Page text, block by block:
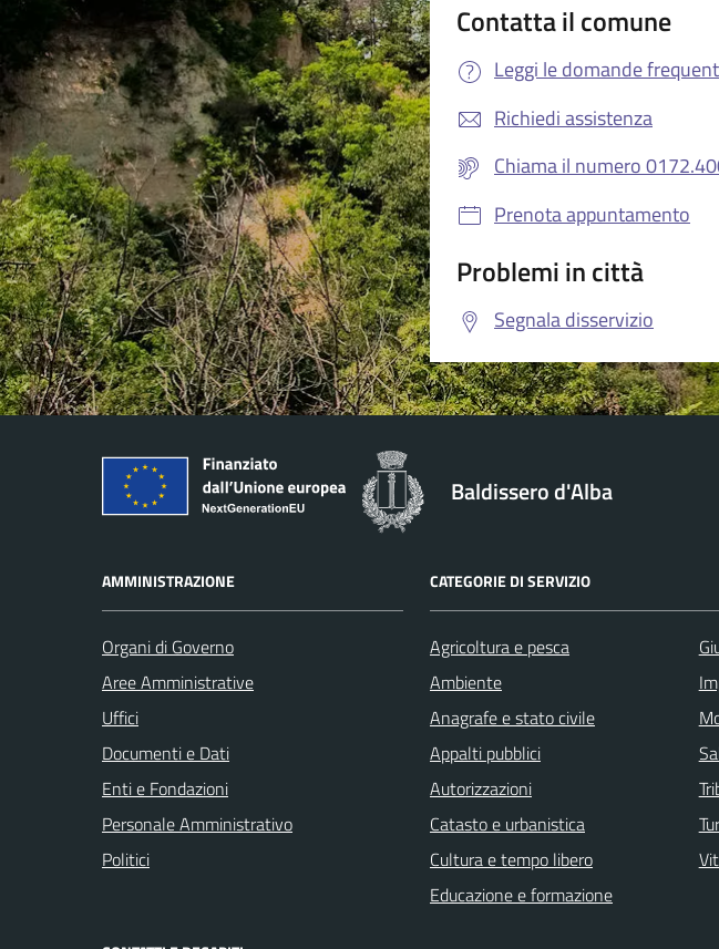
Contatta il comune
Leggi le domande
Richiedi assistenza
Chiama il numero
Prenota appuntamento
Problemi in città
Segnala disservizio
Baldissero d'Alba
AMMINISTRAZIONE
Organi di Governo
Aree Amministrative
Uffici
Documenti e Dati
Enti e Fondazioni
Personale Amministrativo
Politici
CATEGORIE DI SERVIZIO
Agricoltura e pesca
Ambiente
Anagrafe e stato civile
Appalti pubblici
Autorizzazioni
Catasto e urbanistica
Cultura e tempo libero
Educazione e formazione